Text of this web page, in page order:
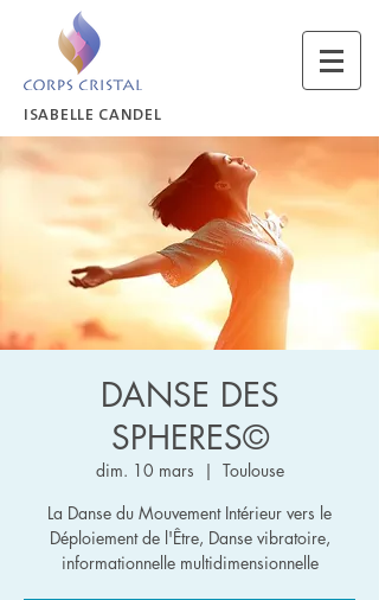
ISABELLE CANDEL
DANSE DES
SPHERES©
dim. 10 mars
  |
Toulouse
La Danse du Mouvement Intérieur vers le
Déploiement de l'Être, Danse vibratoire,
informationnelle multidimensionnelle